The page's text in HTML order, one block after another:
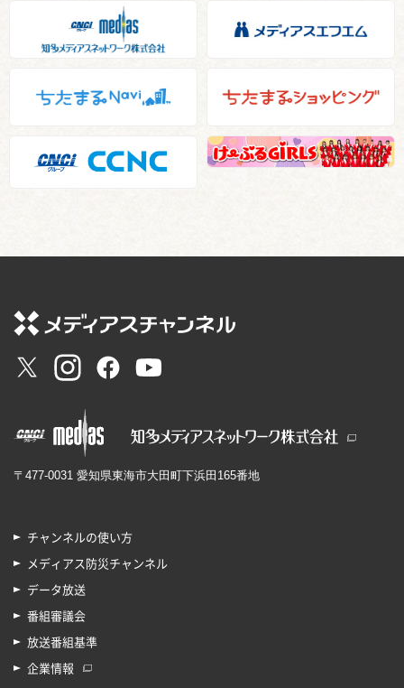
〒477-0031 愛知県東海市大田町下浜田165番地
チャンネルの使い方
メディアス防災チャンネル
データ放送
番組審議会
放送番組基準
企業情報